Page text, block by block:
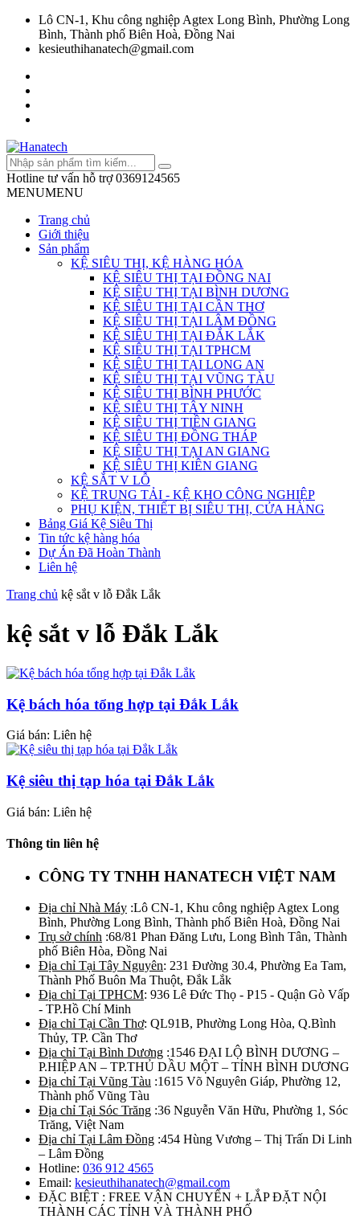
Lô CN-1, Khu công nghiệp Agtex Long Bình, Phường Long
Bình, Thành phố Biên Hoà, Đồng Nai
kesieuthihanatech@gmail.com
Hotline tư vấn hỗ trợ 0369124565
MENUMENU
Trang chủ
Giới thiệu
Sản phẩm
KỆ SIÊU THỊ, KỆ HÀNG HÓA
KỆ SIÊU THỊ TẠI ĐỒNG NAI
KỆ SIÊU THỊ TẠI BÌNH DƯƠNG
KỆ SIÊU THỊ TẠI CẦN THƠ
KỆ SIÊU THỊ TẠI LÂM ĐỒNG
KỆ SIÊU THỊ TẠI ĐẮK LẮK
KỆ SIÊU THỊ TẠI TPHCM
KỆ SIÊU THỊ TẠI LONG AN
KỆ SIÊU THỊ TẠI VŨNG TÀU
KỆ SIÊU THỊ BÌNH PHƯỚC
KỆ SIÊU THỊ TÂY NINH
KỆ SIÊU THỊ TIỀN GIANG
KỆ SIÊU THỊ ĐỒNG THÁP
KỆ SIÊU THỊ TẠI AN GIANG
KỆ SIÊU THỊ KIÊN GIANG
KỆ SẮT V LỖ
KỆ TRUNG TẢI - KỆ KHO CÔNG NGHIỆP
PHỤ KIỆN, THIẾT BỊ SIÊU THỊ, CỬA HÀNG
Bảng Giá Kệ Siêu Thị
Tin tức kệ hàng hóa
Dự Án Đã Hoàn Thành
Liên hệ
Trang chủ kệ sắt v lỗ Đắk Lắk
kệ sắt v lỗ Đắk Lắk
Kệ bách hóa tổng hợp tại Đắk Lắk
Giá bán: Liên hệ
Kệ siêu thị tạp hóa tại Đắk Lắk
Giá bán: Liên hệ
Thông tin liên hệ
CÔNG TY TNHH HANATECH VIỆT NAM
Địa chỉ Nhà Máy :Lô CN-1, Khu công nghiệp Agtex Long
Bình, Phường Long Bình, Thành phố Biên Hoà, Đồng Nai
Trụ sở chính :68/81 Phan Đăng Lưu, Long Bình Tân, Thành
phố Biên Hòa, Đồng Nai
Địa chỉ Tại Tây Nguyên: 231 Đường 30.4, Phường Ea Tam,
Thành Phố Buôn Ma Thuột, Đắk Lắk
Địa chỉ Tại TPHCM: 936 Lê Đức Thọ - P15 - Quận Gò Vấp
- TP.Hồ Chí Minh
Địa chỉ Tại Cần Thơ: QL91B, Phường Long Hòa, Q.Bình
Thủy, TP. Cần Thơ
Địa chỉ Tại Bình Dương :1546 ĐẠI LỘ BÌNH DƯƠNG –
P.HIỆP AN – TP.THỦ DẦU MỘT – TỈNH BÌNH DƯƠNG
Địa chỉ Tại Vũng Tàu :1615 Võ Nguyên Giáp, Phường 12,
Thành phố Vũng Tàu
Địa chỉ Tại Sóc Trăng :36 Nguyễn Văn Hữu, Phường 1, Sóc
Trăng, Việt Nam
Địa chỉ Tại Lâm Đồng :454 Hùng Vương – Thị Trấn Di Linh
– Lâm Đồng
Hotline: 036 912 4565
Email: kesieuthihanatech@gmail.com
ĐẶC BIỆT : FREE VẬN CHUYỂN + LẮP ĐẶT NỘI
THÀNH CÁC TỈNH VÀ THÀNH PHỐ